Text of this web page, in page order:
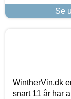
Se
WintherVin.dk
snart 11 år har